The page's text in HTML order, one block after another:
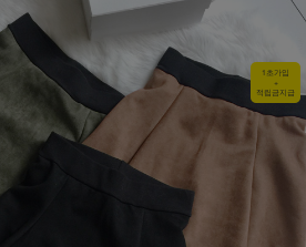
1초가입
+
적립금지급